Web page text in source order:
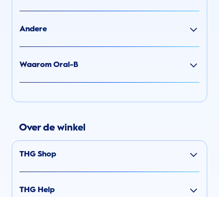
Andere
Waarom Oral-B
Over de winkel
THG Shop
THG Help